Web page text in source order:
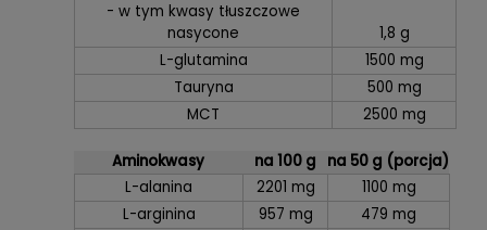
- w tym kwasy tłuszczowe
nasycone
1,8 g
L-glutamina
1500 mg
Tauryna
500 mg
MCT
2500 mg
Aminokwasy na 100 g
na 50 g (porcja)
L-alanina
2201 mg
1100 mg
L-arginina
957 mg
479 mg